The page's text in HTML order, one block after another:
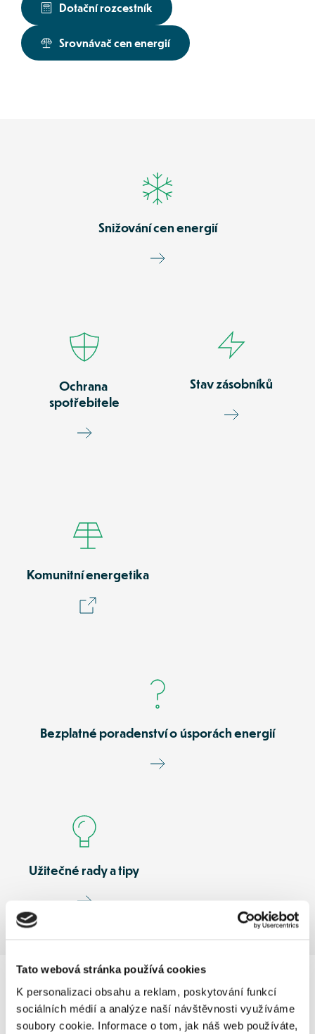
Tato webová stránka používá cookies
K personalizaci obsahu a reklam, poskytování funkcí
sociálních médií a analýze naší návštěvnosti využíváme
soubory cookie. Informace o tom, jak náš web používáte,
Dotační rozcestník
Srovnávač cen energií
Snižování cen energií
Ochrana
spotřebitele
Stav zásobníků
Komunitní energetika
Bezplatné poradenství o úsporách energií
Užitečné rady a tipy
Jak efektivně sdílet přebytečnou energii